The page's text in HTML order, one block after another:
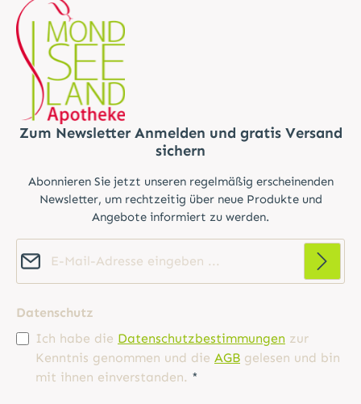
Zum Newsletter Anmelden und gratis Versand
sichern
Abonnieren Sie jetzt unseren regelmäßig erscheinenden
Newsletter, um rechtzeitig über neue Produkte und
Angebote informiert zu werden.
Datenschutz
Ich habe die Datenschutzbestimmungen zur
Kenntnis genommen und die AGB gelesen und bin
mit ihnen einverstanden. *